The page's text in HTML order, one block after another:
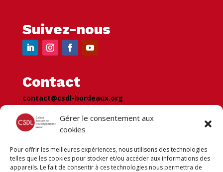
Gérer le consentement aux
cookies
Pour offrir les meilleures expériences, nous utilisons des technologies
telles que les cookies pour stocker et/ou accéder aux informations des
appareils. Le fait de consentir à ces technologies nous permettra de
Suivez-nous
Contact
contact@csdl-bordeaux.org
07.57.76.58.68
Newsletter